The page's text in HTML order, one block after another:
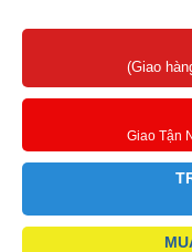
(Giao
Giao Tận